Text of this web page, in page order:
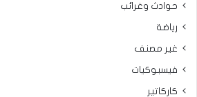
حوادث وغرائب
رياضة
غير مصنف
فيسبوكيات
كاركاتير